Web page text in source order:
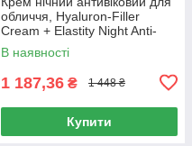
обличчя, Hyaluron-Filler
Cream + Elastity Night Anti-
Aging for Face, Eucerin, 50 мл
В наявності
1 187,36 ₴ 1 448 ₴
Купити